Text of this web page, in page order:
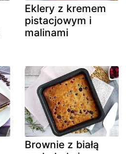
Eklery z kremem
pistacjowym i
malinami
Brownie z białą